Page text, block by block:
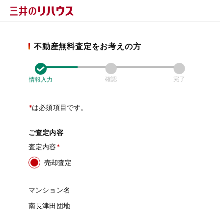
不動産無料査定をお考えの方
情報入力 確認 完了
*は必須項目です。
ご査定内容
査定内容
売却査定
マンション名
南長津田団地